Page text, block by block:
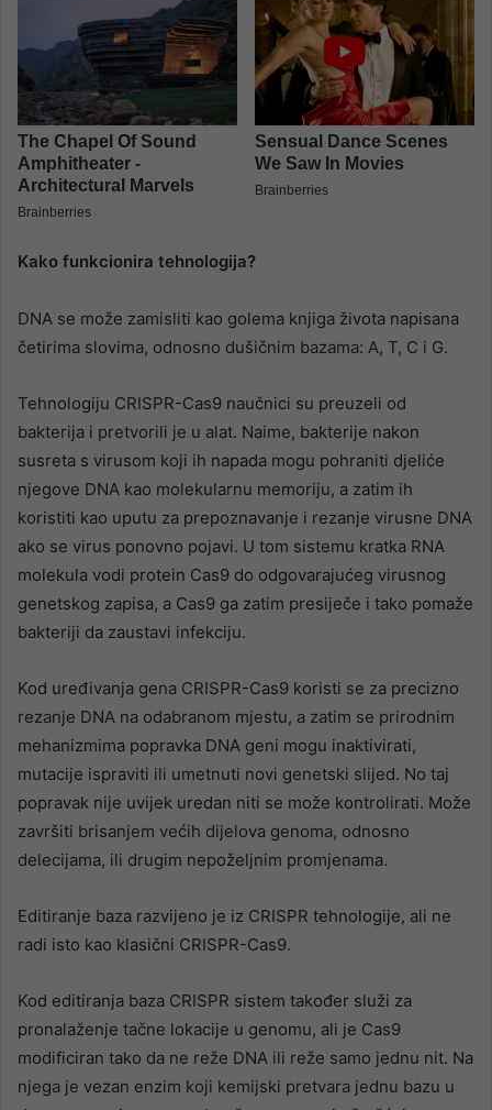
Kako funkcionira tehnologija?
DNA se može zamisliti kao golema knjiga života napisana
četirima slovima, odnosno dušičnim bazama: A, T, C i G.
Tehnologiju CRISPR-Cas9 naučnici su preuzeli od
bakterija i pretvorili je u alat. Naime, bakterije nakon
susreta s virusom koji ih napada mogu pohraniti djeliće
njegove DNA kao molekularnu memoriju, a zatim ih
koristiti kao uputu za prepoznavanje i rezanje virusne DNA
ako se virus ponovno pojavi. U tom sistemu kratka RNA
molekula vodi protein Cas9 do odgovarajućeg virusnog
genetskog zapisa, a Cas9 ga zatim presiječe i tako pomaže
bakteriji da zaustavi infekciju.
Kod uređivanja gena CRISPR-Cas9 koristi se za precizno
rezanje DNA na odabranom mjestu, a zatim se prirodnim
mehanizmima popravka DNA geni mogu inaktivirati,
mutacije ispraviti ili umetnuti novi genetski slijed. No taj
popravak nije uvijek uredan niti se može kontrolirati. Može
završiti brisanjem većih dijelova genoma, odnosno
delecijama, ili drugim nepoželjnim promjenama.
Editiranje baza razvijeno je iz CRISPR tehnologije, ali ne
radi isto kao klasični CRISPR-Cas9.
Kod editiranja baza CRISPR sistem također služi za
pronalaženje tačne lokacije u genomu, ali je Cas9
modificiran tako da ne reže DNA ili reže samo jednu nit. Na
njega je vezan enzim koji kemijski pretvara jednu bazu u